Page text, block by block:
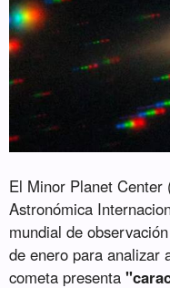
El Minor Planet Center
Astronómica
mundial de
de enero para analizar
cometa presenta